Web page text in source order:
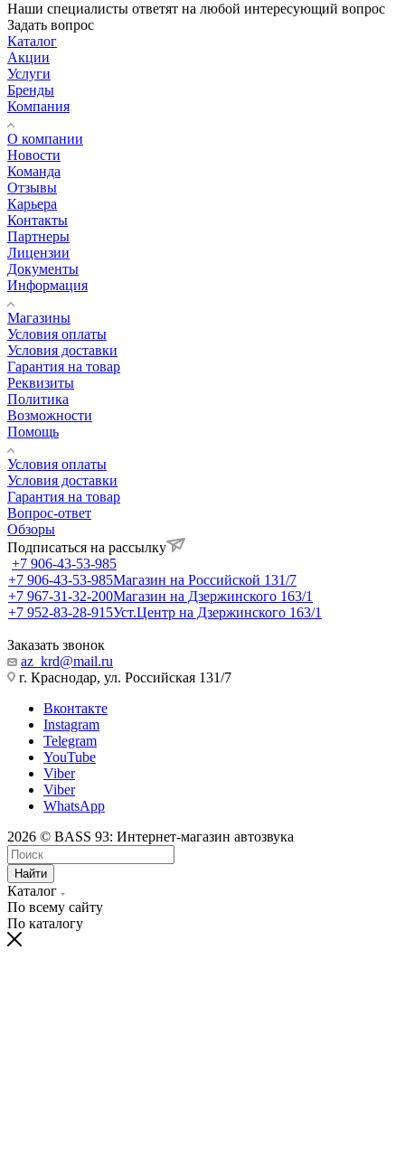
Наши специалисты ответят на любой интересующий вопрос
Задать вопрос
Каталог
Акции
Услуги
Бренды
Компания
О компании
Новости
Команда
Отзывы
Карьера
Контакты
Партнеры
Лицензии
Документы
Информация
Магазины
Условия оплаты
Условия доставки
Гарантия на товар
Реквизиты
Политика
Возможности
Помощь
Условия оплаты
Условия доставки
Гарантия на товар
Вопрос-ответ
Обзоры
Подписаться на рассылку
+7 906-43-53-985
+7 906-43-53-985Магазин на Российской 131/7
+7 967-31-32-200Магазин на Дзержинского 163/1
+7 952-83-28-915Уст.Центр на Дзержинского 163/1
Заказать звонок
az_krd@mail.ru
г. Краснодар, ул. Российская 131/7
Вконтакте
Instagram
Telegram
YouTube
Viber
Viber
WhatsApp
2026 © BASS 93: Интернет-магазин автозвука
Найти
Каталог
По всему сайту
По каталогу